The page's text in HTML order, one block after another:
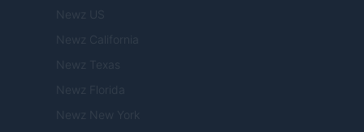
Newz US
Newz California
Newz Texas
Newz Florida
Newz New York